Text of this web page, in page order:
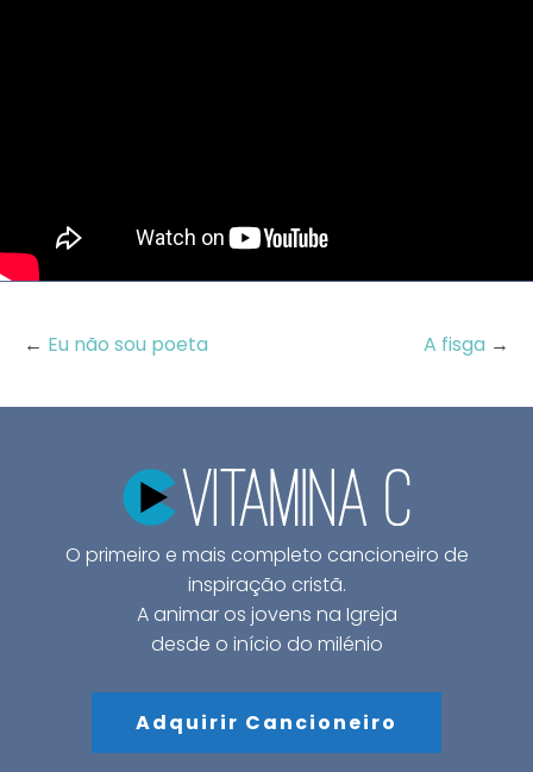
← Eu não sou poeta A fisga →
O primeiro e mais completo cancioneiro de
inspiração cristã.
A animar os jovens na Igreja
desde o início do milénio
Adquirir Cancioneiro